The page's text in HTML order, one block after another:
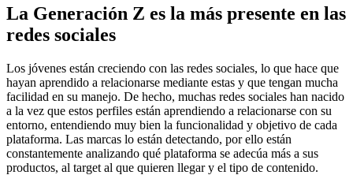
La Generación Z es la más presente en las
redes sociales
Los jóvenes están creciendo con las redes sociales, lo que hace que
hayan aprendido a relacionarse mediante estas y que tengan mucha
facilidad en su manejo. De hecho, muchas redes sociales han nacido
a la vez que estos perfiles están aprendiendo a relacionarse con su
entorno, entendiendo muy bien la funcionalidad y objetivo de cada
plataforma. Las marcas lo están detectando, por ello están
constantemente analizando qué plataforma se adecúa más a sus
productos, al target al que quieren llegar y el tipo de contenido.